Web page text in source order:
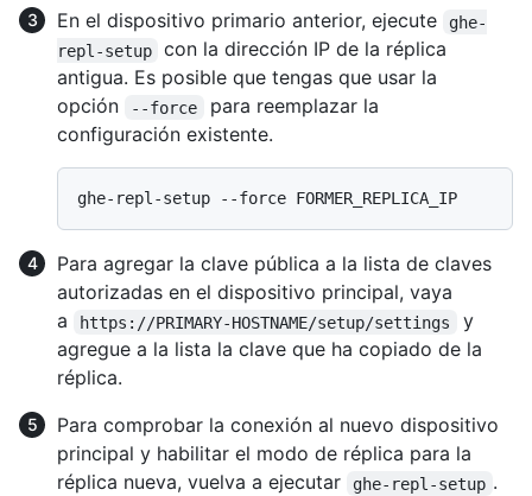
En el dispositivo primario anterior, ejecute
ghe-
repl-setup
con la dirección IP de la réplica
antigua. Es posible que tengas que usar la
opción
--force
para reemplazar la
configuración existente.
Para agregar la clave pública a la lista de claves
autorizadas en el dispositivo principal, vaya
a
https://PRIMARY-HOSTNAME/setup/settings
y
agregue a la lista la clave que ha copiado de la
réplica.
Para comprobar la conexión al nuevo dispositivo
principal y habilitar el modo de réplica para la
réplica nueva, vuelva a ejecutar
ghe-repl-setup .